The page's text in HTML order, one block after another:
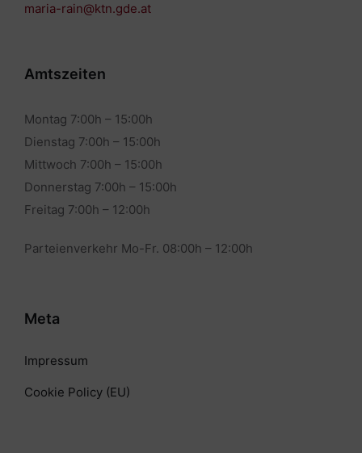
maria-rain@ktn.gde.at
Amtszeiten
Montag 7:00h – 15:00h
Dienstag 7:00h – 15:00h
Mittwoch 7:00h – 15:00h
Donnerstag 7:00h – 15:00h
Freitag 7:00h – 12:00h
Parteienverkehr Mo-Fr. 08:00h – 12:00h
Meta
Impressum
Cookie Policy (EU)